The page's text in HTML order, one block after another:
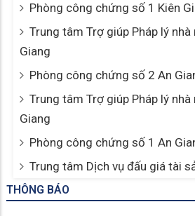
Phòng công chứng số 1 Kiên
Trung tâm Trợ giúp Pháp lý
Giang
Phòng công chứng số 2 An
Trung tâm Trợ giúp Pháp lý
Giang
Phòng công chứng số 1 An
Trung tâm Dịch vụ đấu giá tài
THÔNG BÁO